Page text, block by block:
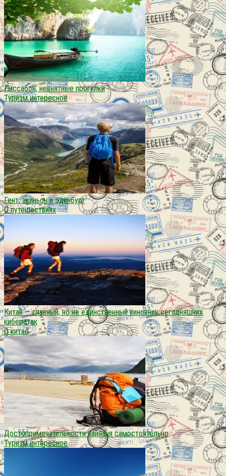
Лиссабон, невнятные прогулки
Туризм интересное
Гент, авиньон и эдинбург
О путешествиях
Китай — главный, но не единственный виновник сегодняшних
кибератак
О китае
Достопримечательности хайнаня самостоятельно
Туризм интересное